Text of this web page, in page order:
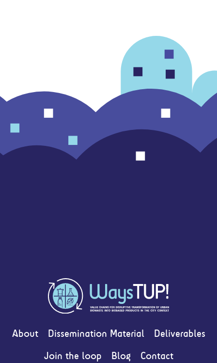
About Dissemination Material
Deliverables
Join the loop
Blog Contact